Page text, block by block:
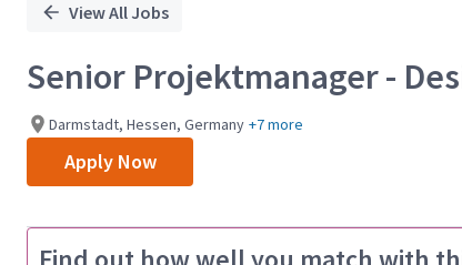
View All Jobs
Senior Projektmanager -
Darmstadt, Hessen, Germany +7 more
Apply Now